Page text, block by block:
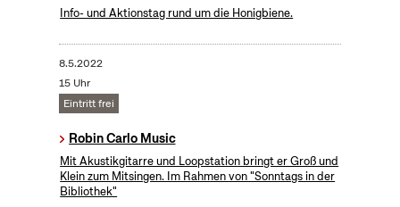
Info- und Aktionstag rund um die Honigbiene.
8.5.2022
15 Uhr
Eintritt frei
Robin Carlo Music
Mit Akustikgitarre und Loopstation bringt er Groß und
Klein zum Mitsingen. Im Rahmen von "Sonntags in der
Bibliothek"